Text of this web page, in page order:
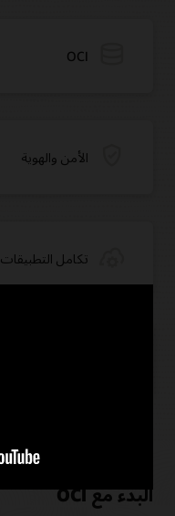
OCI
الأمن والهوية
تكامل التطبيقات
البدء مع OCI